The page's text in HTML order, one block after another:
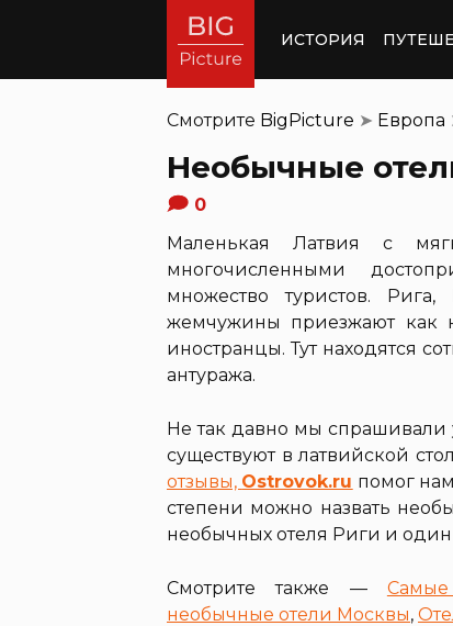
ИСТОРИЯ
Смотрите BigPicture ➤ Европа
Необычные
0
Маленькая Латвия с
многочисленными
множество туристов.
жемчужины приезжают как
иностранцы. Тут находятся
антуража.
Не так давно мы спрашивали
существуют в латвийской
отзывы, Ostrovok.ru помог
степени можно назвать
необычных отеля Риги и
Смотрите также —
необычные отели Москвы,